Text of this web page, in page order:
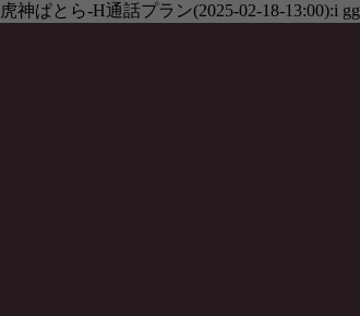
虎神ぱとら-H通話プラン(2025-02-18-13:00):i gg